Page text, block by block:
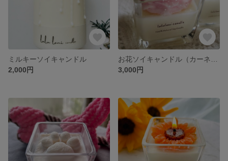
ミルキーソイキャンドル
2,000円
3,000円